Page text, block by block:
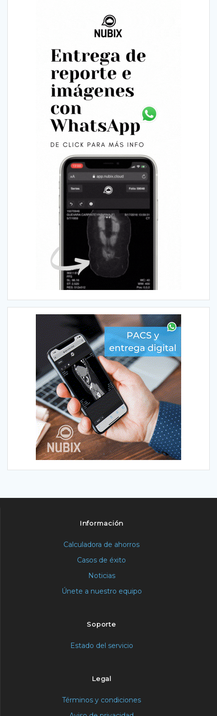
Información
Calculadora de ahorros
Casos de éxito
Noticias
Únete a nuestro equipo
Soporte
Estado del servicio
Legal
Términos y condiciones